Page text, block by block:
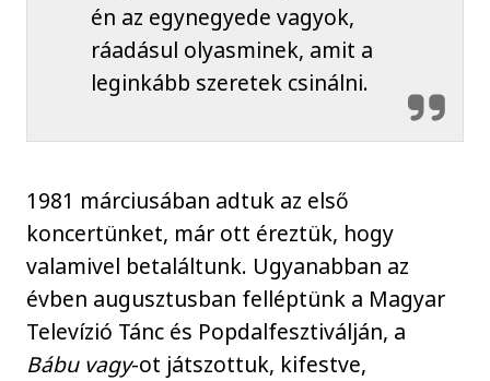
én az egynegyede vagyok,
ráadásul olyasminek, amit a
leginkább szeretek csinálni.
1981 márciusában adtuk az első
koncertünket, már ott éreztük, hogy
valamivel betaláltunk. Ugyanabban az
évben augusztusban felléptünk a Magyar
Televízió Tánc és Popdalfesztiválján, a
Bábu vagy-ot játszottuk, kifestve,